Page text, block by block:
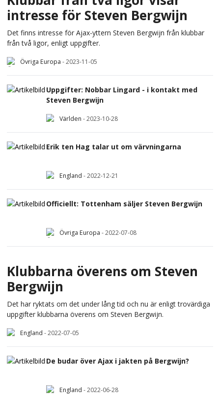
intresse för Steven Bergwijn
Det finns intresse för Ajax-yttern Steven Bergwijn från klubbar
från två ligor, enligt uppgifter.
Övriga Europa -2023-11-05
Uppgifter: Nobbar Lingard - i kontakt med
Steven Bergwijn
Världen -2023-10-28
Erik ten Hag talar ut om värvningarna
England -2022-12-21
Officiellt: Tottenham säljer Steven Bergwijn
Övriga Europa -2022-07-08
Klubbarna överens om Steven
Bergwijn
Det har ryktats om det under lång tid och nu är enligt trovärdiga
uppgifter klubbarna överens om Steven Bergwijn.
England -2022-07-05
De budar över Ajax i jakten på Bergwijn?
England -2022-06-28